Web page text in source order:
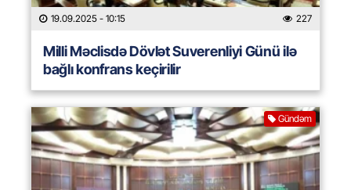
19.09.2025 - 10:15 227
Milli Məclisdə Dövlət Suverenliyi Günü ilə
bağlı konfrans keçirilir
Gündəm